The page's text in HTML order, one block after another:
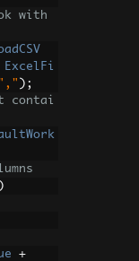
with
ExcelFi
"," );
contai
)
+